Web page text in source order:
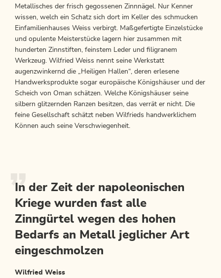
Metallisches der frisch gegossenen Zinnnägel. Nur Kenner
wissen, welch ein Schatz sich dort im Keller des schmucken
Einfamilienhauses Weiss verbirgt. Maßgefertigte Einzelstücke
und opulente Meisterstücke lagern hier zusammen mit
hunderten Zinnstiften, feinstem Leder und filigranem
Werkzeug. Wilfried Weiss nennt seine Werkstatt
augenzwinkernd die „Heiligen Hallen“, deren erlesene
Handwerksprodukte sogar europäische Königshäuser und der
Scheich von Oman schätzen. Welche Königshäuser seine
silbern glitzernden Ranzen besitzen, das verrät er nicht. Die
feine Gesellschaft schätzt neben Wilfrieds handwerklichem
Können auch seine Verschwiegenheit.
In der Zeit der napoleonischen
Kriege wurden fast alle
Zinngürtel wegen des hohen
Bedarfs an Metall jeglicher Art
eingeschmolzen
Wilfried Weiss